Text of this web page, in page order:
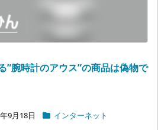
”腕時計のアウス”の商品は偽物で
9月18日
インターネット